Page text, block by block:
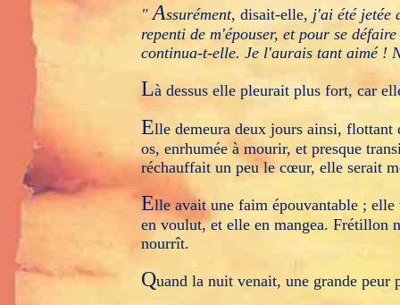
"Assurément, disait-elle, j'ai été jetée
repenti de m'épouser, et pour se
continua-t-elle. Je l'aurais tant aimé !
Là dessus elle pleurait plus fort, car
Elle demeura deux jours ainsi, flottant
os, enrhumée à mourir, et presque
réchauffait un peu le cœur, elle serait
Elle avait une faim épouvantable ;
en voulut, et elle en mangea. Frétillon
nourrît.
Quand la nuit venait, une grande peur